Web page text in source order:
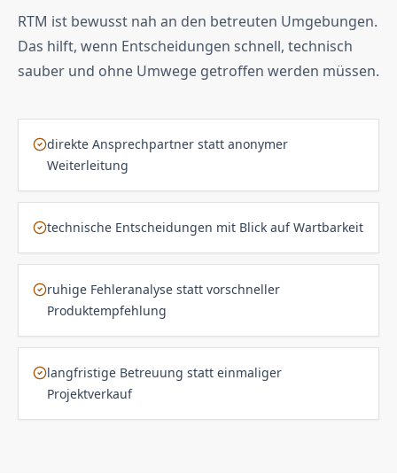
RTM ist bewusst nah an den betreuten Umgebungen.
Das hilft, wenn Entscheidungen schnell, technisch
sauber und ohne Umwege getroffen werden müssen.
direkte Ansprechpartner statt anonymer
Weiterleitung
technische Entscheidungen mit Blick auf Wartbarkeit
ruhige Fehleranalyse statt vorschneller
Produktempfehlung
langfristige Betreuung statt einmaliger
Projektverkauf